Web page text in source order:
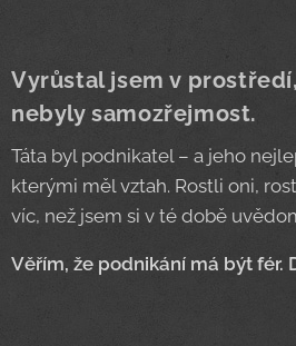
Vyrůstal jsem v
nebyly samozřejmost.
Táta byl podnikatel – a jeho
kterými měl vztah. Rostli oni,
víc, než jsem si v té době
Věřím, že podnikání má být fér.